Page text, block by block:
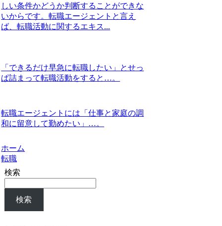
しい条件かどうか判断することができな
いからです。転職エージェントと言え
ば、転職活動に関するエキス...
「できるだけ早急に転職したい」とせっ
ぱ詰まって転職活動をすると…。
転職エージェントには「仕事と家庭の調
和に留意して勤めたい」…。
ホーム
転職
検索
検索